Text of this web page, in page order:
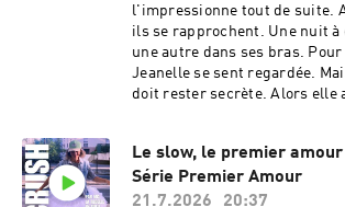
l'impressionne tout de suite.
ils se rapprochent. Une nuit
une autre dans ses bras.
Jeanelle se sent regardée.
doit rester secrète. Alors elle
temps peut-on rester à
piédestal qu'on a soi-même
l’histoire du premier amour de
Le slow, le premier amour
Série Premier Amour
21.7.2026
20:37